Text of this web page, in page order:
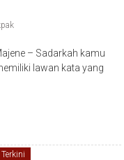
– Sadarkah kamu
lawan kata yang
Terkini